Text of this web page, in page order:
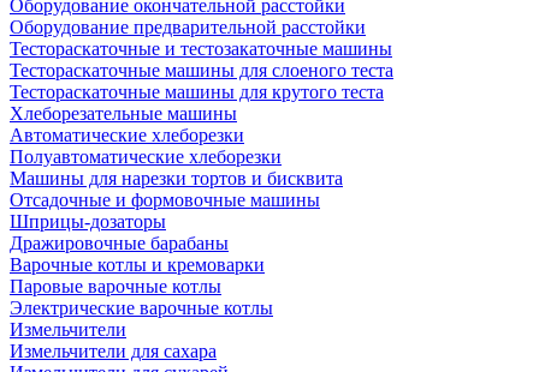
Оборудование окончательной расстойки
Оборудование предварительной расстойки
Тестораскаточные и тестозакаточные машины
Тестораскаточные машины для слоеного теста
Тестораскаточные машины для крутого теста
Хлеборезательные машины
Автоматические хлеборезки
Полуавтоматические хлеборезки
Машины для нарезки тортов и бисквита
Отсадочные и формовочные машины
Шприцы-дозаторы
Дражировочные барабаны
Варочные котлы и кремоварки
Паровые варочные котлы
Электрические варочные котлы
Измельчители
Измельчители для сахара